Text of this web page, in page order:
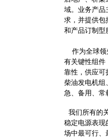
域。业务产品
求，并提供包
和产品订制型
作为全球领
有关键性组件
靠性，供应可
柴油发电机组
急、备用、常
我们所有的
稳定电源表现
场中最可行、